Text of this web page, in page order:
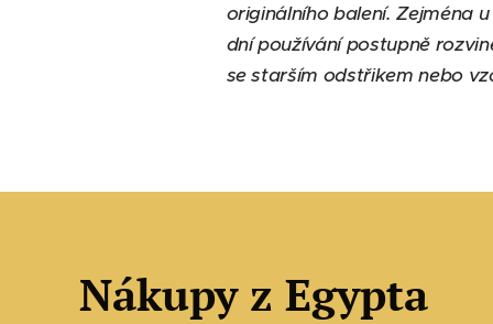
originálního balení. Zejména
dní používání postupně
se starším odstřikem nebo
Nákupy z Egypta